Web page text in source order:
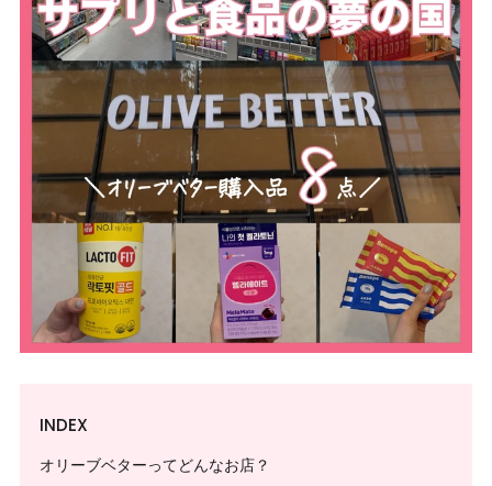
INDEX
オリーブベターってどんなお店？